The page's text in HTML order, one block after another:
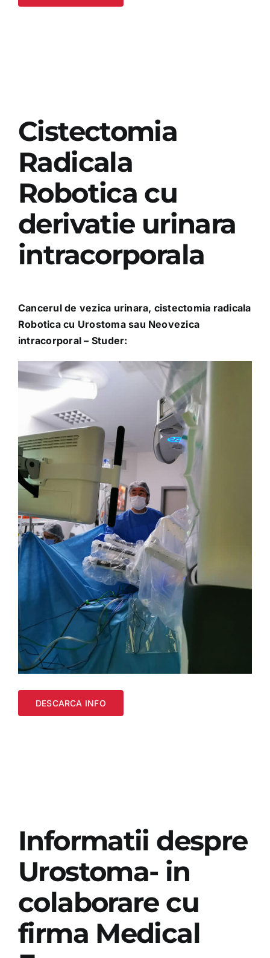
Cistectomia
Radicala
Robotica cu
derivatie urinara
intracorporala
Cancerul de vezica urinara, cistectomia radicala
Robotica cu Urostoma sau Neovezica
intracorporal – Studer:
DESCARCA INFO
Informatii despre
Urostoma- in
colaborare cu
firma Medical